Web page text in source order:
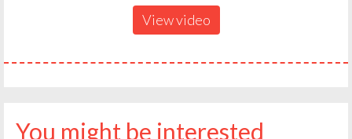
View video
You might be interested